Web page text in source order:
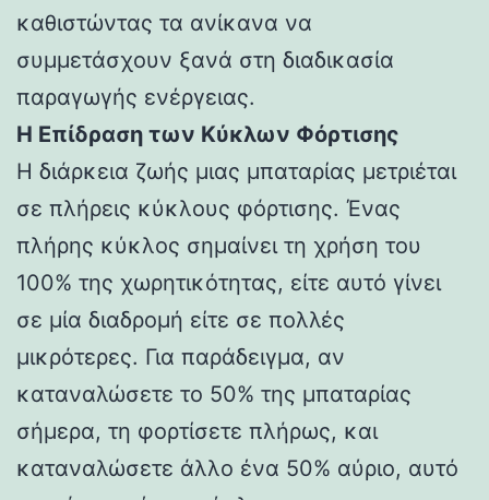
καθιστώντας τα ανίκανα να
συμμετάσχουν ξανά στη διαδικασία
παραγωγής ενέργειας.
Η Επίδραση των Κύκλων Φόρτισης
Η διάρκεια ζωής μιας μπαταρίας μετριέται
σε πλήρεις κύκλους φόρτισης. Ένας
πλήρης κύκλος σημαίνει τη χρήση του
100% της χωρητικότητας, είτε αυτό γίνει
σε μία διαδρομή είτε σε πολλές
μικρότερες. Για παράδειγμα, αν
καταναλώσετε το 50% της μπαταρίας
σήμερα, τη φορτίσετε πλήρως, και
καταναλώσετε άλλο ένα 50% αύριο, αυτό